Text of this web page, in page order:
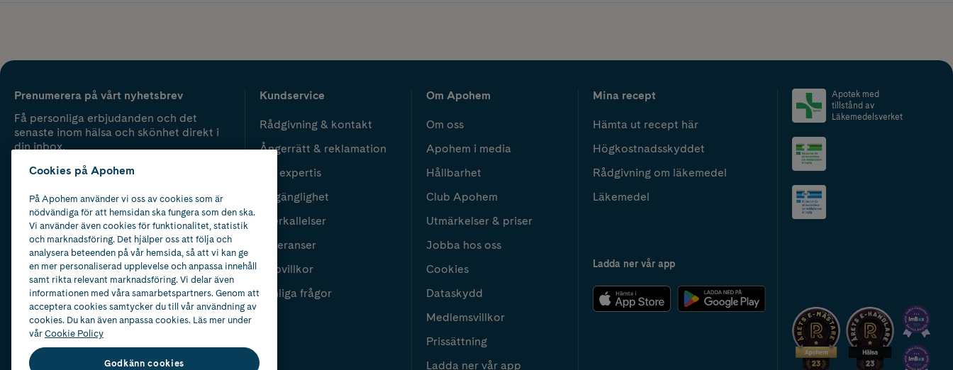
Prenumerera på vårt nyhetsbrev
Få personliga erbjudanden och det
senaste inom hälsa och skönhet direkt i
din inbox.
Kundservice
Rådgivning & kontakt
Ångerrätt & reklamation
Vår expertis
Tillgänglighet
Återkallelser
Leveranser
Köpvillkor
Vanliga frågor
Om Apohem
Om oss
Apohem i media
Hållbarhet
Club Apohem
Utmärkelser & priser
Jobba hos oss
Cookies
Dataskydd
Medlemsvillkor
Prissättning
Ladda ner vår app
Mina recept
Hämta ut recept här
Högkostnadsskyddet
Rådgivning om läkemedel
Läkemedel
Ladda ner vår app
Apotek med
tillstånd av
Läkemedelsverket
2024
Cookies på Apohem
På Apohem använder vi oss av cookies som är
nödvändiga för att hemsidan ska fungera som den ska.
Vi använder även cookies för funktionalitet, statistik
och marknadsföring. Det hjälper oss att följa och
analysera beteenden på vår hemsida, så att vi kan ge
en mer personaliserad upplevelse och anpassa innehåll
samt rikta relevant marknadsföring. Vi delar även
informationen med våra samarbetspartners. Genom att
acceptera cookies samtycker du till vår användning av
cookies. Du kan även anpassa cookies. Läs mer under
vårCookie Policy
Godkänn cookies